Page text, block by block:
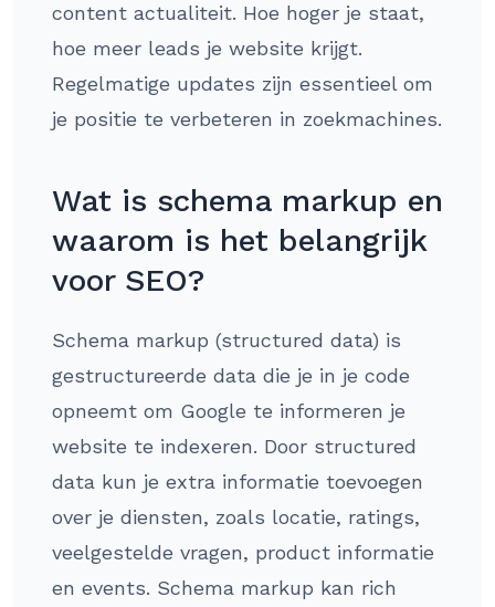
content actualiteit. Hoe hoger je staat,
hoe meer leads je website krijgt.
Regelmatige updates zijn essentieel om
je positie te verbeteren in zoekmachines.
Wat is schema markup en
waarom is het belangrijk
voor SEO?
Schema markup (structured data) is
gestructureerde data die je in je code
opneemt om Google te informeren je
website te indexeren. Door structured
data kun je extra informatie toevoegen
over je diensten, zoals locatie, ratings,
veelgestelde vragen, product informatie
en events. Schema markup kan rich